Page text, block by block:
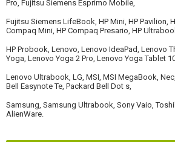
Pro, Fujitsu Siemens Esprimo Mobile,
Fujitsu Siemens LifeBook, HP Mini, HP Pavilion,
Compaq Mini, HP Compaq Presario, HP
HP Probook, Lenovo, Lenovo IdeaPad, Lenovo
Yoga, Lenovo Yoga 2 Pro, Lenovo Yoga Tablet
Lenovo Ultrabook, LG, MSI, MSI MegaBook,
Bell Easynote Te, Packard Bell Dot s,
Samsung, Samsung Ultrabook, Sony Vaio,
AlienWare.